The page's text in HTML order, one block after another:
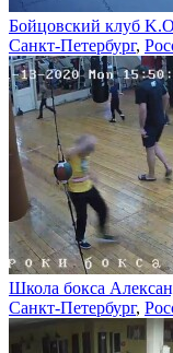
Бойцовский клуб
Санкт-Петербург,
Школа бокса
Санкт-Петербург,